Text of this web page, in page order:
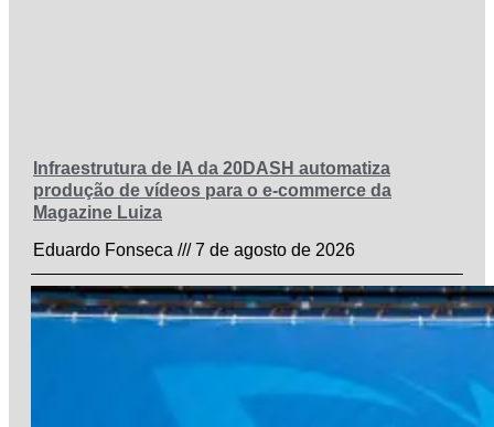
Infraestrutura de IA da 20DASH automatiza
produção de vídeos para o e-commerce da
Magazine Luiza
Eduardo Fonseca
7 de agosto de 2026